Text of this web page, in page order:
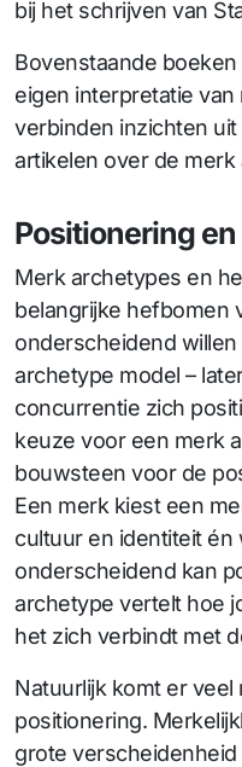
bij het schrijven van
Bovenstaande
eigen interpretatie
verbinden inzichten
artikelen over de merk
Positionering
Merk archetypes en
belangrijke hefbomen
onderscheidend
archetype model –
concurrentie zich
keuze voor een merk
bouwsteen voor de
Een merk kiest een
cultuur en identiteit én
onderscheidend kan
archetype vertelt hoe
het zich verbindt met
Natuurlijk komt er veel
positionering.
grote